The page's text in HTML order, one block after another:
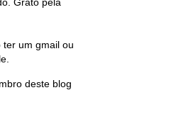
Grato pela
ter um gmail ou
deste blog